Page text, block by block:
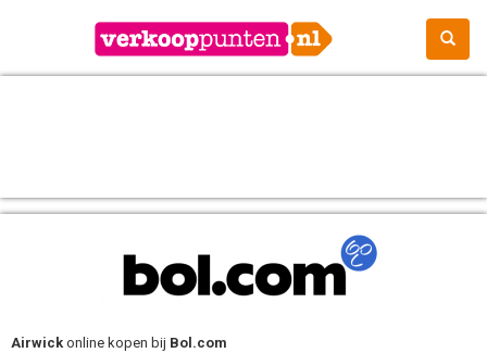
Airwick online kopen bij Bol.com